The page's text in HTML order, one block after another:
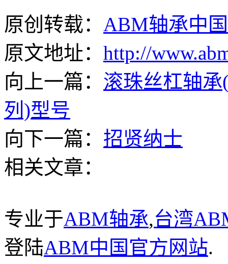
原创转载： ABM轴承中
原文地址： http://
向上一篇： 滚珠丝杠轴
列)型号
向下一篇： 招贤纳士
相关文章：
专业于ABM轴承,台湾
登陆ABM中国官方网站.